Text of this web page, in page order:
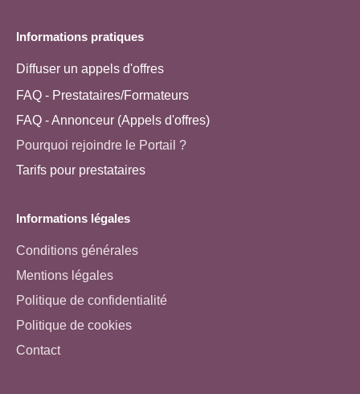
Informations pratiques
Diffuser un appels d'offres
FAQ - Prestataires/Formateurs
FAQ - Annonceur (Appels d'offres)
Pourquoi rejoindre le Portail ?
Tarifs pour prestataires
Informations légales
Conditions générales
Mentions légales
Politique de confidentialité
Politique de cookies
Contact